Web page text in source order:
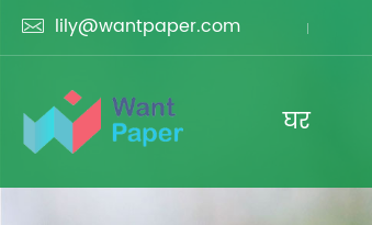
 lily@wantpaper.com
घर